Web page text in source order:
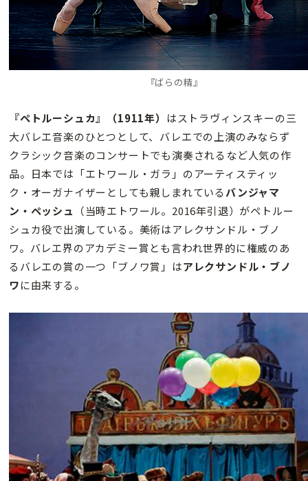
『ばらの精』
『ペトルーシュカ』（1911年）
はストラヴィンスキーの三
大バレエ音楽のひとつとして、バレエでの上演のみならず
クラシック音楽のコンサートでも演奏されるなど人気の作
品。日本では「エトワール・ガラ」のアーティスティッ
ク・オーガナイザーとしても親しまれているバンジャマ
ン・ペッシュ
（当時エトワール。2016年引退）がペトルー
シュカ役で出演している。美術はアレクサンドル・ブノ
ワ。バレエ界のアカデミー賞とも言われ世界的に権威のあ
るバレエの賞の一つ「ブノワ賞」はアレクサンドル・ブノ
ワに由来する。